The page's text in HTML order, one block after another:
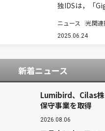
独IDSは，「
に，最先端の
した新製品を
ニュース 光関連
2025.06.24
新着ニュース
Lumibird、Cilas株
保守事業を取得
2026.08.06